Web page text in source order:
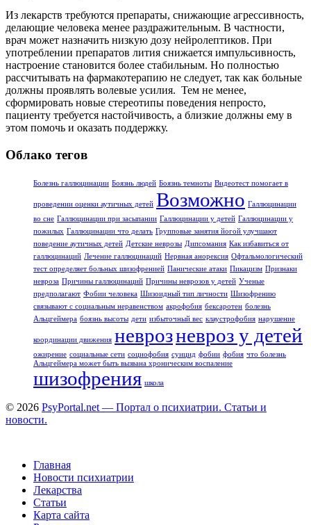
Из лекарств требуются препараты, снижающие агрессивность,
делающие человека менее раздражительным. В частности,
врач может назначить низкую дозу нейролептиков. При
употреблении препаратов лития снижается импульсивность,
настроение становится более стабильным. Но полностью
рассчитывать на фармакотерапию не следует, так как больные
должны проявлять волевые усилия. Тем не менее,
сформировать новые стереотипы поведения непросто,
пациенту требуется настойчивость, а близкие должны ему в
этом помочь и оказать поддержку.
Облако тегов
Болезнь галлюцинации Боязнь людей Боязнь темноты Видеотест помогает в
проведении оценки аутичных детей Возможно Галлюцинации
во сне Галлюцинации при засыпании Галлюцинации у детей Галлюцинации у
пожилых Галлюцинации что делать Групповые занятия йогой улучшают
поведение аутичных детей Детские неврозы Дипсомания Как избавиться от
галлюцинаций Лечение галлюцинаций Нервная анорексия Офтальмологический
тест определяет больных шизофренией Панические атаки Пикацизм Признаки
невроза Причины галлюцинаций Причины неврозов у детей Ученые
предполагают Фобии человека Шизоидный тип личности Шизофрению
связывают с социальным неравенством акрофобия бексаротен болезнь
Альцгеймера боязнь высоты дети избыточный вес клаустрофобия нарушение
координации движения неврозневроз у детей
ожирение социальные сети социофобия суицид фобии фобия что болезнь
Альцгеймера может быть вызвана хроническим воспаление
шизофрения школа
© 2026 PsyPortal.net — Портал о психиатрии. Статьи и
новости.
Главная
Новости психиатрии
Лекарства
Статьи
Карта сайта